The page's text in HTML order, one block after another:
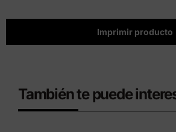
Imprimir producto
También te puede